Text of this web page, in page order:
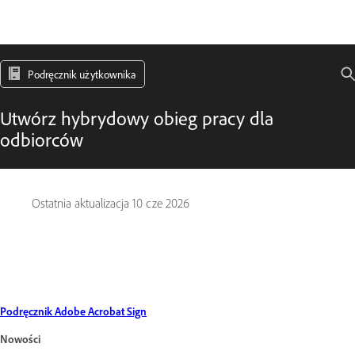
Podręcznik użytkownika
Utwórz hybrydowy obieg pracy dla
odbiorców
Ostatnia aktualizacja 10 cze 2026
Podręcznik Adobe Acrobat Sign
Nowości